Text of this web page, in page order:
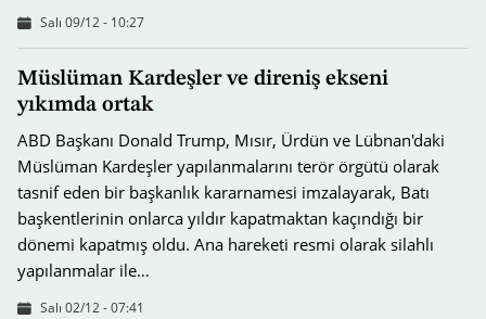
Salı 09/12 - 10:27
Müslüman Kardeşler ve direniş ekseni
yıkımda ortak
ABD Başkanı Donald Trump, Mısır, Ürdün ve Lübnan'daki
Müslüman Kardeşler yapılanmalarını terör örgütü olarak
tasnif eden bir başkanlık kararnamesi imzalayarak, Batı
başkentlerinin onlarca yıldır kapatmaktan kaçındığı bir
dönemi kapatmış oldu. Ana hareketi resmi olarak silahlı
yapılanmalar ile…
Salı 02/12 - 07:41